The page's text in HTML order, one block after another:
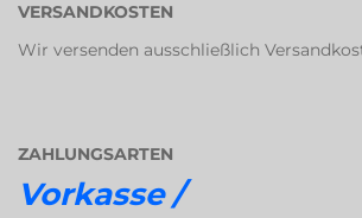
VERSANDKOSTEN
Wir versenden ausschließlich
ZAHLUNGSARTEN
Vorkasse /